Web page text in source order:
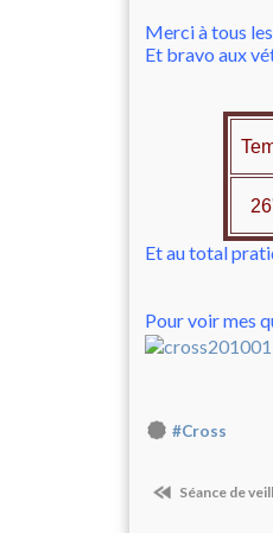
Merci à tous
Et bravo aux
Et au total
Pour voir mes
#Cross
Séance de